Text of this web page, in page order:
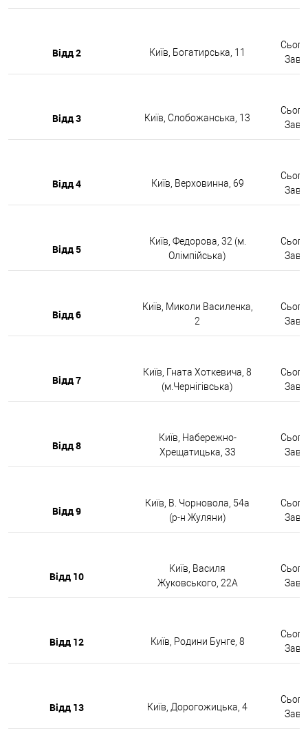
Відд 2 Київ, Богатирська, 11
Відд 3 Київ, Слобожанська, 13
Відд 4 Київ, Верховинна, 69
Відд 5
Київ, Федорова, 32 (м.
Олімпійська)
Відд 6
Київ, Миколи Василенка,
2
Відд 7
Київ, Гната Хоткевича, 8
(м.Чернігівська)
Відд 8
Київ, Набережно-
Хрещатицька, 33
Відд 9
Київ, В. Чорновола, 54а
(р-н Жуляни)
Відд 10
Київ, Василя
Жуковського, 22А
Відд 12 Київ, Родини Бунге, 8
Відд 13 Київ, Дорогожицька, 4